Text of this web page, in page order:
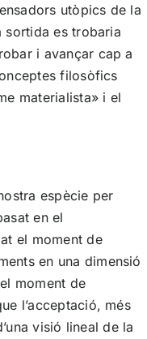
utòpics de la
sortida es trobaria
i avançar cap a
filosòfics
materialista» i el
espècie per
en el
el moment de
en una dimensió
moment de
l’acceptació, més
visió lineal de la